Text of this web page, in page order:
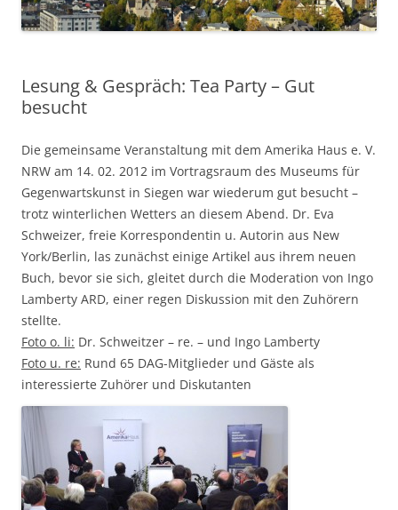
Lesung & Gespräch: Tea Party – Gut
besucht
Die gemeinsame Veranstaltung mit dem Amerika Haus e. V.
NRW am 14. 02. 2012 im Vortragsraum des Museums für
Gegenwartskunst in Siegen war wiederum gut besucht –
trotz winterlichen Wetters an diesem Abend. Dr. Eva
Schweizer, freie Korrespondentin u. Autorin aus New
York/Berlin, las zunächst einige Artikel aus ihrem neuen
Buch, bevor sie sich, gleitet durch die Moderation von Ingo
Lamberty ARD, einer regen Diskussion mit den Zuhörern
stellte.
Foto o. li: Dr. Schweitzer – re. – und Ingo Lamberty
Foto u. re: Rund 65 DAG-Mitglieder und Gäste als
interessierte Zuhörer und Diskutanten